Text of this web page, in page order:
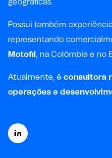
geográficas.
Possui também
representando
Motofil , na Colômbia e no
Atualmente, é consultora
operações e